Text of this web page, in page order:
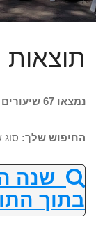
תוצאות
נמצאו 67 שיעורים בחיפוש
החיפוש שלך: סוג
שנה
בתוך